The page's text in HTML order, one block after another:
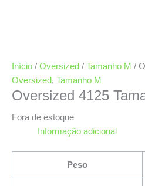
Início / Oversized / Tamanho M /
Oversized, Tamanho M
Oversized 4125
Fora de estoque
Informação adicional
Peso